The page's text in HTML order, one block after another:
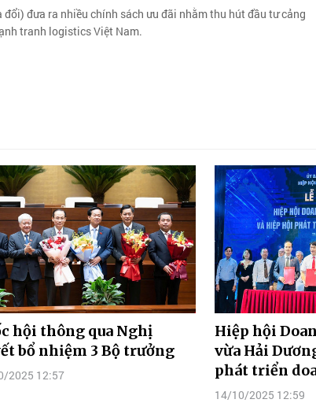
đưa ra nhiều chính sách ưu đãi nhằm thu hút đầu tư cảng
tranh logistics Việt Nam.
hội thông qua Nghị
bổ nhiệm 3 Bộ trưởng
2025 12:57
Hiệp hội
vừa Hải
phát triển
14/10/2025 12:59